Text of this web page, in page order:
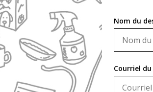
Nom du
Courriel